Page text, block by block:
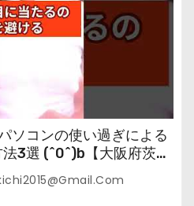
ソコンの使い過ぎによる
3選 (^0^)b【大阪府茨木
体師が教えます。】